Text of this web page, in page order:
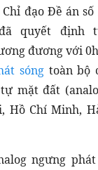
đạo Đề án
quyết định
đương với
sóngtoàn bộ
mặt đất
Hồ Chí Minh,
ngưng